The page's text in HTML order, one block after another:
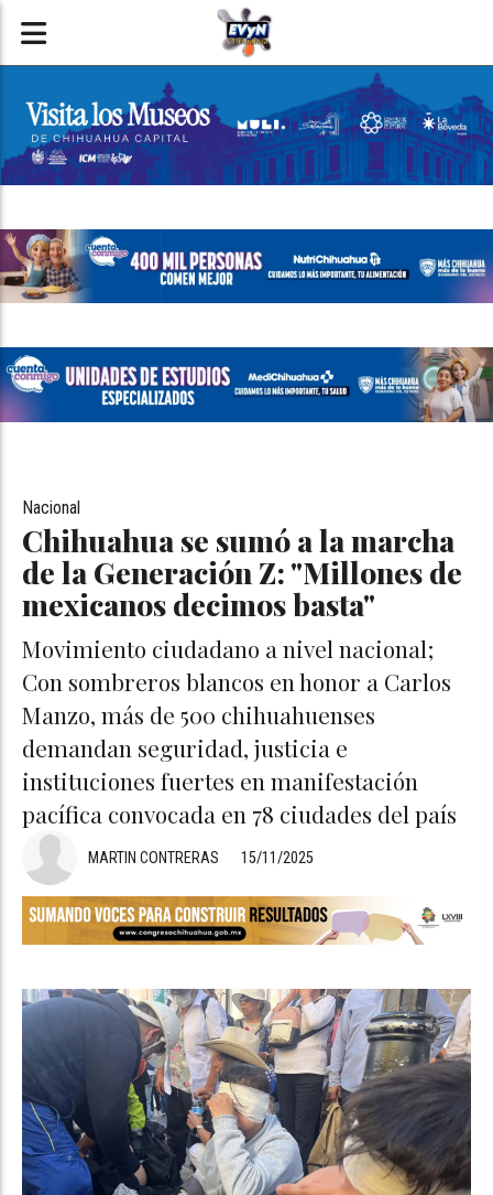
Chihuahua se sumó a la marcha
de la Generación Z: "Millones de
mexicanos decimos basta"
Movimiento ciudadano a nivel nacional;
Con sombreros blancos en honor a Carlos
Manzo, más de 500 chihuahuenses
demandan seguridad, justicia e
instituciones fuertes en manifestación
pacífica convocada en 78 ciudades del país
Nacional
15/11/2025
MARTIN CONTRERAS